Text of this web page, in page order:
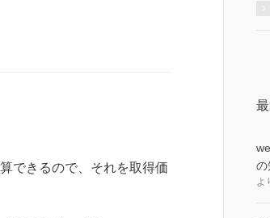
できるので、それを取得価
の
よ